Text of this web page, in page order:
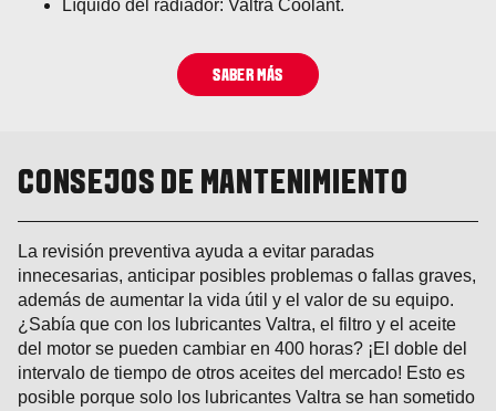
Líquido del radiador: Valtra Coolant.
SABER MÁS
CONSEJOS DE MANTENIMIENTO
La revisión preventiva ayuda a evitar paradas
innecesarias, anticipar posibles problemas o fallas graves,
además de aumentar la vida útil y el valor de su equipo.
¿Sabía que con los lubricantes Valtra, el filtro y el aceite
del motor se pueden cambiar en 400 horas? ¡El doble del
intervalo de tiempo de otros aceites del mercado! Esto es
posible porque solo los lubricantes Valtra se han sometido